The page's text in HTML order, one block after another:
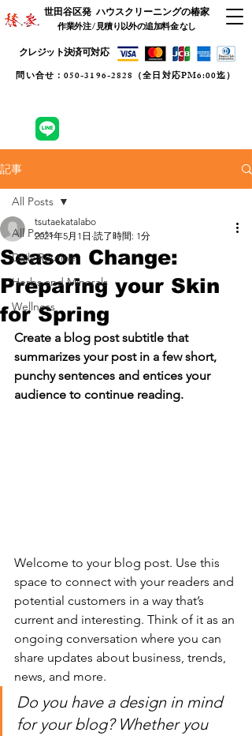
​問い合せ：050-3196-2828（全日対応PM6:00迄）
世田谷区発 ハウスクリーニングの椿家
作業外注 / 見積り以外の追加料金 なし
​クレジット決済可対応
記事
All Posts
Daily Routine
Herbs and Minerals
Wellness
All Posts
Season Change:
Preparing your Skin
for Spring
tsutaekatalabo
2021年5月1日 読了時間: 1分
Create a blog post subtitle that
summarizes your post in a few short,
punchy sentences and entices your
audience to continue reading.
Welcome to your blog post. Use this
space to connect with your readers and
potential customers in a way that’s
current and interesting. Think of it as an
ongoing conversation where you can
share updates about business, trends,
news, and more.
Do you have a design in mind
for your blog? Whether you